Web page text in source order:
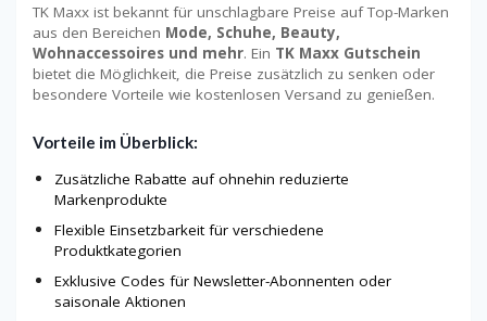
TK Maxx ist bekannt für unschlagbare Preise auf Top-Marken
aus den Bereichen Mode, Schuhe, Beauty,
Wohnaccessoires und mehr. Ein TK Maxx Gutschein
bietet die Möglichkeit, die Preise zusätzlich zu senken oder
besondere Vorteile wie kostenlosen Versand zu genießen.
Vorteile im Überblick:
Zusätzliche Rabatte auf ohnehin reduzierte
Markenprodukte
Flexible Einsetzbarkeit für verschiedene
Produktkategorien
Exklusive Codes für Newsletter-Abonnenten oder
saisonale Aktionen